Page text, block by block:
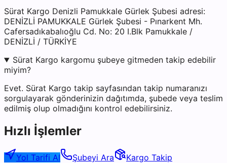
Sürat Kargo Denizli Pamukkale Gürlek Şubesi adresi:
DENİZLİ PAMUKKALE Gürlek Şubesi - Pınarkent Mh.
Cafersadıkabalıoğlu Cd. No: 20 I.Blk Pamukkale /
DENİZLİ / TÜRKİYE
Sürat Kargo kargomu şubeye gitmeden takip edebilir
miyim?
Evet. Sürat Kargo takip sayfasından takip numaranızı
sorgulayarak gönderinizin dağıtımda, şubede veya teslim
edilmiş olup olmadığını kontrol edebilirsiniz.
Hızlı İşlemler
Yol Tarifi Al Şubeyi Ara
Kargo Takip